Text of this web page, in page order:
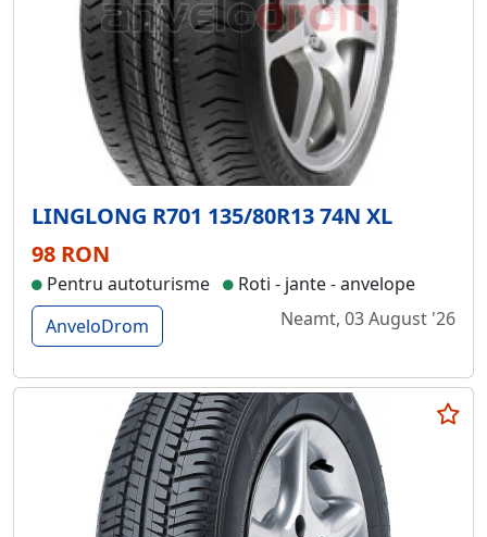
LINGLONG R701 135/80R13 74N XL
98 RON
Pentru autoturisme
Roti - jante - anvelope
AnveloDrom
Neamt, 03 August '26